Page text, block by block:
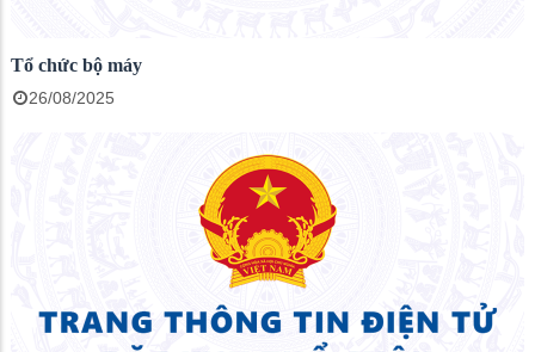
Tổ chức bộ máy
26/08/2025